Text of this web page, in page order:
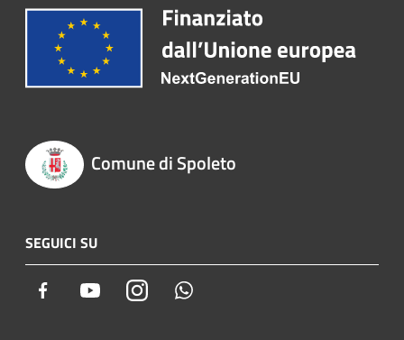
Comune di Spoleto
SEGUICI SU
Facebook YoutubeInstagram